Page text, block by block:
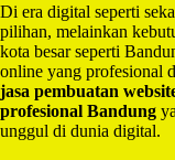
Di era digital seperti
pilihan, melainkan
kota besar seperti
online yang profesional
jasa pembuatan
profesional Bandung
unggul di dunia digital.